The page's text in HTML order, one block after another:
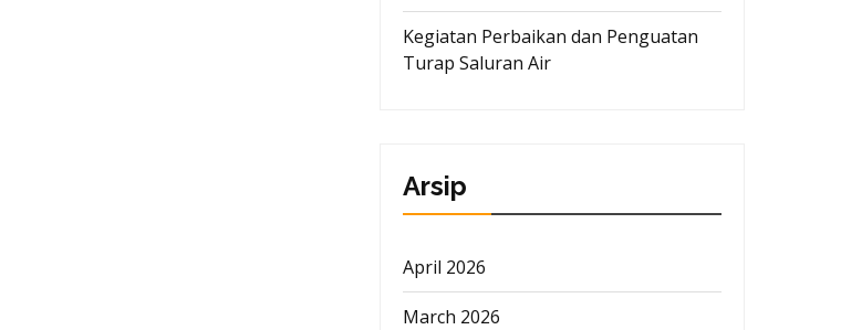
Kegiatan Perbaikan dan Penguatan
Turap Saluran Air
Arsip
April 2026
March 2026